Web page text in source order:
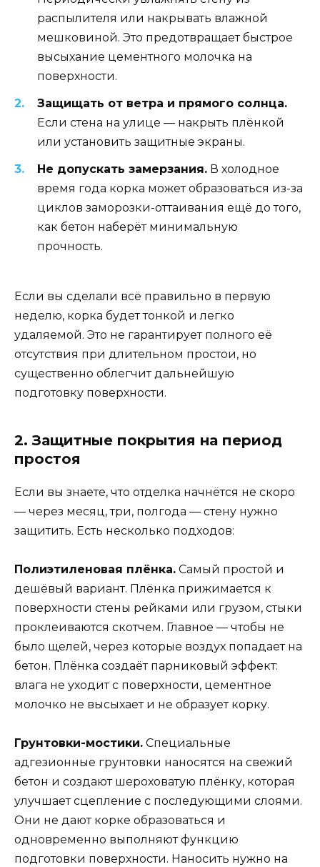
распылителя или накрывать влажной
мешковиной. Это предотвращает быстрое
высыхание цементного молочка на
поверхности.
Защищать от ветра и прямого солнца.
Если стена на улице — накрыть плёнкой
или установить защитные экраны.
Не допускать замерзания. В холодное
время года корка может образоваться из-за
циклов заморозки-оттаивания ещё до того,
как бетон наберёт минимальную
прочность.
Если вы сделали всё правильно в первую
неделю, корка будет тонкой и легко
удаляемой. Это не гарантирует полного её
отсутствия при длительном простои, но
существенно облегчит дальнейшую
подготовку поверхности.
2. Защитные покрытия на период
простоя
Если вы знаете, что отделка начнётся не скоро
— через месяц, три, полгода — стену нужно
защитить. Есть несколько подходов:
Полиэтиленовая плёнка. Самый простой и
дешёвый вариант. Плёнка прижимается к
поверхности стены рейками или грузом, стыки
проклеиваются скотчем. Главное — чтобы не
было щелей, через которые воздух попадает на
бетон. Плёнка создаёт парниковый эффект:
влага не уходит с поверхности, цементное
молочко не высыхает и не образует корку.
Грунтовки-мостики. Специальные
адгезионные грунтовки наносятся на свежий
бетон и создают шероховатую плёнку, которая
улучшает сцепление с последующими слоями.
Они не дают корке образоваться и
одновременно выполняют функцию
подготовки поверхности. Наносить нужно на